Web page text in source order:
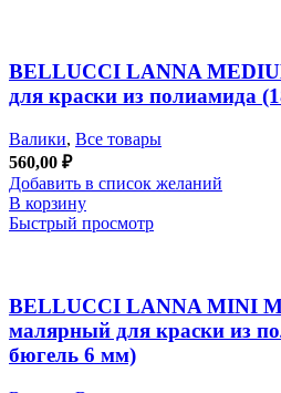
BELLUCCI LANNA
для краски из полиамида
Валики, Все товары
560,00 ₽
Добавить в список желаний
В корзину
Быстрый просмотр
BELLUCCI LANNA MINI
малярный для краски из
бюгель 6 мм)